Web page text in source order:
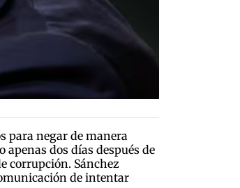
para negar de manera
dos días después de
corrupción. Sánchez
de intentar